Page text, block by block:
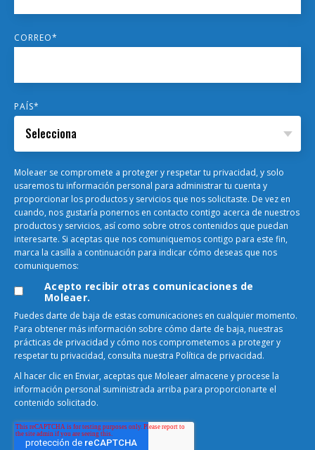
CORREO*
PAÍS*
Moleaer se compromete a proteger y respetar tu privacidad, y solo
usaremos tu información personal para administrar tu cuenta y
proporcionar los productos y servicios que nos solicitaste. De vez en
cuando, nos gustaría ponernos en contacto contigo acerca de nuestros
productos y servicios, así como sobre otros contenidos que puedan
interesarte. Si aceptas que nos comuniquemos contigo para este fin,
marca la casilla a continuación para indicar cómo deseas que nos
comuniquemos:
Acepto recibir otras comunicaciones de
Moleaer.
Puedes darte de baja de estas comunicaciones en cualquier momento.
Para obtener más información sobre cómo darte de baja, nuestras
prácticas de privacidad y cómo nos comprometemos a proteger y
respetar tu privacidad, consulta nuestra Política de privacidad.
Al hacer clic en Enviar, aceptas que Moleaer almacene y procese la
información personal suministrada arriba para proporcionarte el
contenido solicitado.